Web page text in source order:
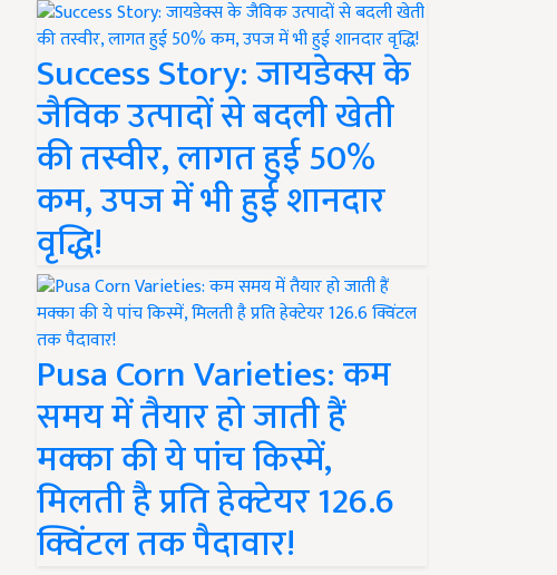
Success Story: जायडेक्स के
जैविक उत्पादों से बदली खेती
की तस्वीर, लागत हुई 50%
कम, उपज में भी हुई शानदार
वृद्धि!
Pusa Corn Varieties: कम
समय में तैयार हो जाती हैं
मक्का की ये पांच किस्में,
मिलती है प्रति हेक्टेयर 126.6
क्विंटल तक पैदावार!